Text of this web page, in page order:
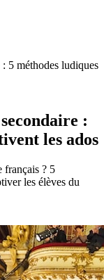
5 méthodes ludiques
:
les ados
français ? 5
les élèves du